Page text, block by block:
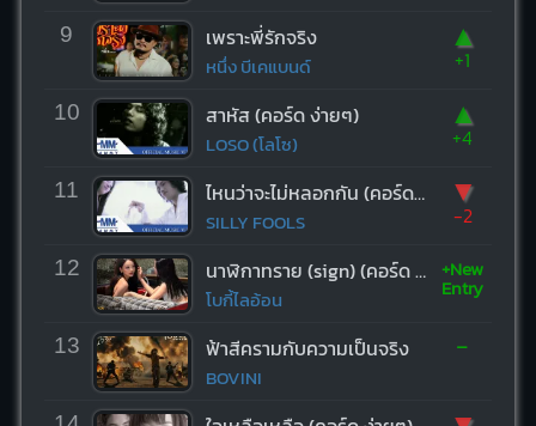
9 เพราะพี่รักจริง
หนึ่ง บีเคแบนด์
▲
+1
10 สาหัส (คอร์ด ง่ายๆ)
LOSO (โลโซ)
▲
+4
11 ไหนว่าจะไม่หลอกกัน (คอร์ด ง่ายๆ)
SILLY FOOLS
▼
-2
12 นาฬิกาทราย (sign) (คอร์ด ง่ายๆ)
โบกี้ไลอ้อน
+New
Entry
13 ฟ้าสีครามกับความเป็นจริง
BOVINI
-